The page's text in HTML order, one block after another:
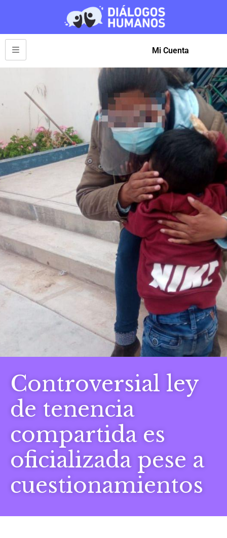
Mi Cuenta
Controversial ley
de tenencia
compartida es
oficializada pese a
cuestionamientos